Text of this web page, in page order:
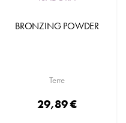
BRONZING POWDER
Terre
29,89 €